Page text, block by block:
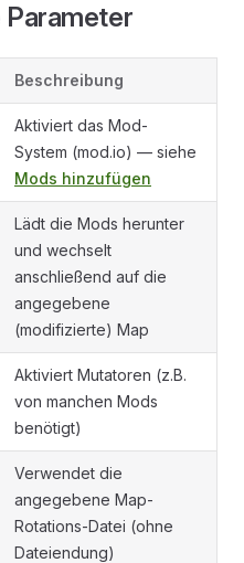
Beschreibung
Aktiviert das Mod-
System (mod.io) — siehe
Mods hinzufügen
Lädt die Mods herunter
und wechselt
anschließend auf die
angegebene
(modifizierte) Map
Aktiviert Mutatoren (z.B.
von manchen Mods
benötigt)
Verwendet die
angegebene Map-
Rotations-Datei (ohne
Dateiendung)